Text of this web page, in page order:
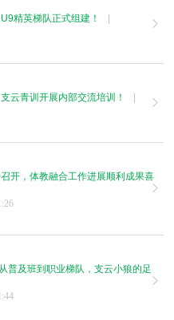
精英梯队正式组建！
|
云青训开展内部交流培训！
|
开，体教融合工作进展顺利成果喜
普及班到职业梯队，支云小狼的足